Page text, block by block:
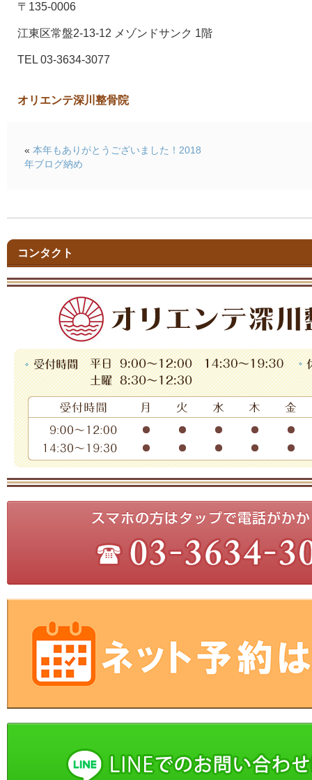
〒135-0006
江東区常盤2-13-12 メゾンドサンク 1階
TEL 03-3634-3077
オリエンテ深川整骨院
« 本年もありがとうございました！2018
年ブログ納め
コンタクト